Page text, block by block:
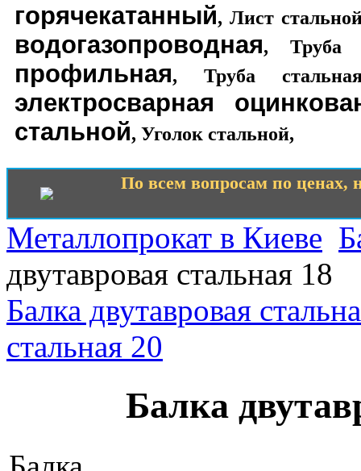
горячекатанный, Лист
водогазопроводная, Труба
профильная, Труба
электросварная
стальной, Уголок стальной,
По всем вопросам по ценах,
Металлопрокат в Киеве
двутавровая стальная 18
Балка двутавровая
стальная 20
Балка